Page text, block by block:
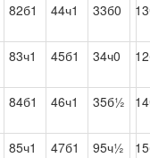
82б1 44ч1 33б0
83ч1 45б1 34ч0
84б1 46ч1 35б½
85ч1 47б1 95ч½